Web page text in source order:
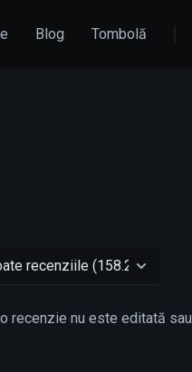
Blog Tombolă
recenzie nu este editată sau